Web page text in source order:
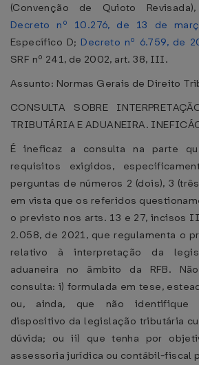
(Convenção de Quioto
Decreto nº 10.276, de 13 de
Específico D; Decreto nº 6.759, de
SRF nº 241, de 2002, art. 38, III.
Assunto: Normas Gerais de Direito
CONSULTA SOBRE
TRIBUTÁRIA E ADUANEIRA.
É ineficaz a consulta na parte
requisitos exigidos,
perguntas de números 2 (dois), 3
em vista que os referidos
o previsto nos arts. 13 e 27, incisos II
2.058, de 2021, que regulamenta o
relativo à interpretação da
aduaneira no âmbito da RFB.
consulta: i) formulada em tese,
ou, ainda, que não identifique
dispositivo da legislação tributária
dúvida; ou ii) que tenha por
assessoria jurídica ou contábil-fiscal